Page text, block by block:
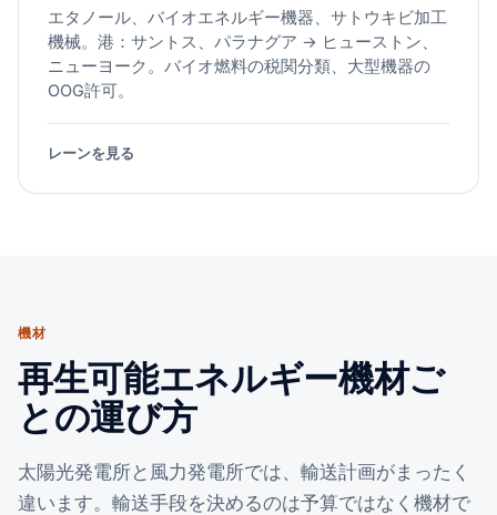
エタノール、バイオエネルギー機器、サトウキビ加工
機械。港：サントス、パラナグア → ヒューストン、
ニューヨーク。バイオ燃料の税関分類、大型機器の
OOG許可。
レーンを見る
機材
再生可能エネルギー機材ご
との運び方
太陽光発電所と風力発電所では、輸送計画がまったく
違います。輸送手段を決めるのは予算ではなく機材で